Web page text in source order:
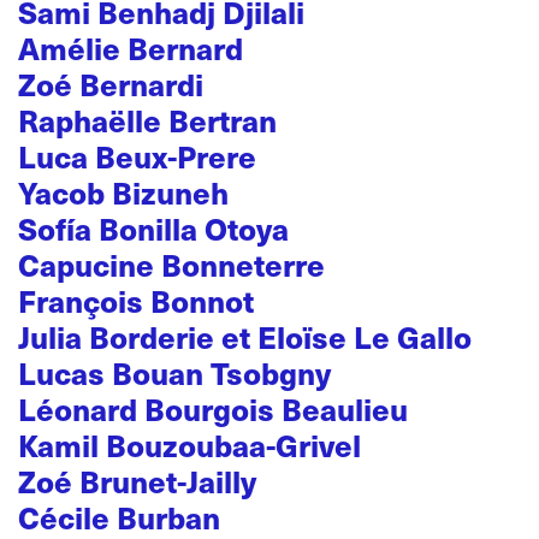
Sami Benhadj Djilali
Amélie Bernard
Zoé Bernardi
Raphaëlle Bertran
Luca Beux-Prere
Yacob Bizuneh
Sofía Bonilla Otoya
Capucine Bonneterre
François Bonnot
Julia Borderie et Eloïse Le Gallo
Lucas Bouan Tsobgny
Léonard Bourgois Beaulieu
Kamil Bouzoubaa-Grivel
Zoé Brunet-Jailly
Cécile Burban